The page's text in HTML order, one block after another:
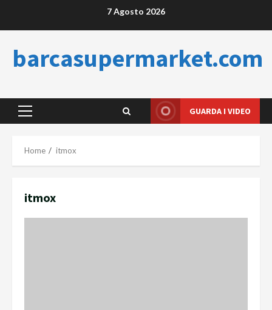
7 Agosto 2026
barcasupermarket.com
Primary
GUARDA I VIDEO
Home itmox
itmox